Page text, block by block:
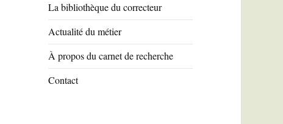
La bibliothèque du correcteur
Actualité du métier
À propos du carnet de recherche
Contact